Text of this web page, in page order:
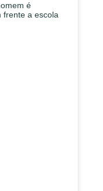
é
frente a escola